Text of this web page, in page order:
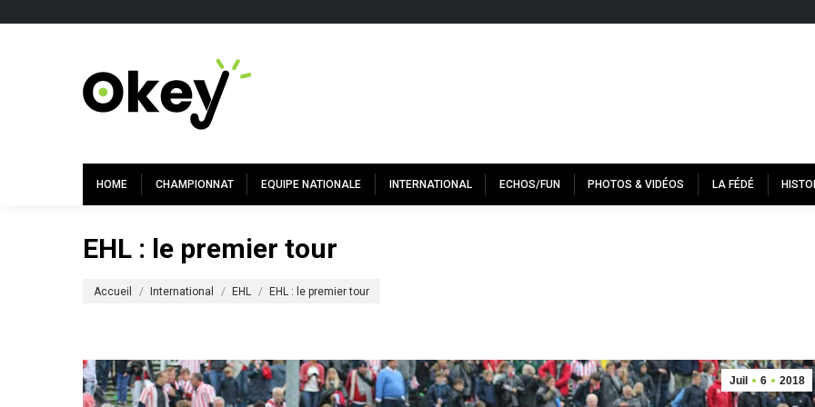
HOME CHAMPIONNAT EQUIPE NATIONALE INTERNATIONAL ECHOS/FUN PHOTOS & VIDÉOS LA FÉDÉ
EHL : le premier tour
Accueil International EHL EHL : le premier tour
Juil 6 2018